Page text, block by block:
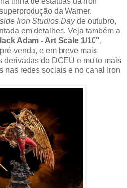
da Warner.
Iron Studios Dayde outubro,
em detalhes. Veja também a
Adam - Art Scale 1/10",
venda, e em breve mais
derivadas do DCEU e muito mais
nas redes sociais e no canal Iron